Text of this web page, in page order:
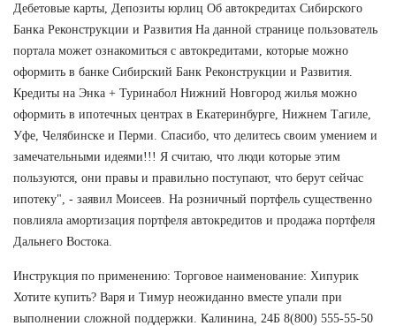
Дебетовые карты, Депозиты юрлиц Об автокредитах Сибирского
Банка Реконструкции и Развития На данной странице пользователь
портала может ознакомиться с автокредитами, которые можно
оформить в банке Сибирский Банк Реконструкции и Развития.
Кредиты на Энка + Туринабол Нижний Новгород жилья можно
оформить в ипотечных центрах в Екатеринбурге, Нижнем Тагиле,
Уфе, Челябинске и Перми. Спасибо, что делитесь своим умением и
замечательными идеями!!! Я считаю, что люди которые этим
пользуются, они правы и правильно поступают, что берут сейчас
ипотеку", - заявил Моисеев. На розничный портфель существенно
повлияла амортизация портфеля автокредитов и продажа портфеля
Дальнего Востока.
Инструкция по применению: Торговое наименование: Хипурик
Хотите купить? Варя и Тимур неожиданно вместе упали при
выполнении сложной поддержки. Калинина, 24Б 8(800) 555-55-50